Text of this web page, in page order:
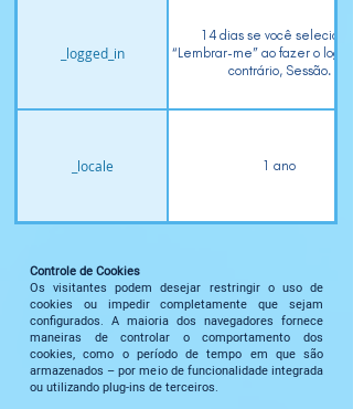
_logged_in
14 dias se você selecionar
“Lembrar-me” ao fazer o login.
contrário, Sessão.
_locale 1 ano
Controle de Cookies
Os visitantes podem desejar restringir o uso de
cookies ou impedir completamente que sejam
configurados. A maioria dos navegadores fornece
maneiras de controlar o comportamento dos
cookies, como o período de tempo em que são
armazenados – por meio de funcionalidade integrada
ou utilizando plug-ins de terceiros.